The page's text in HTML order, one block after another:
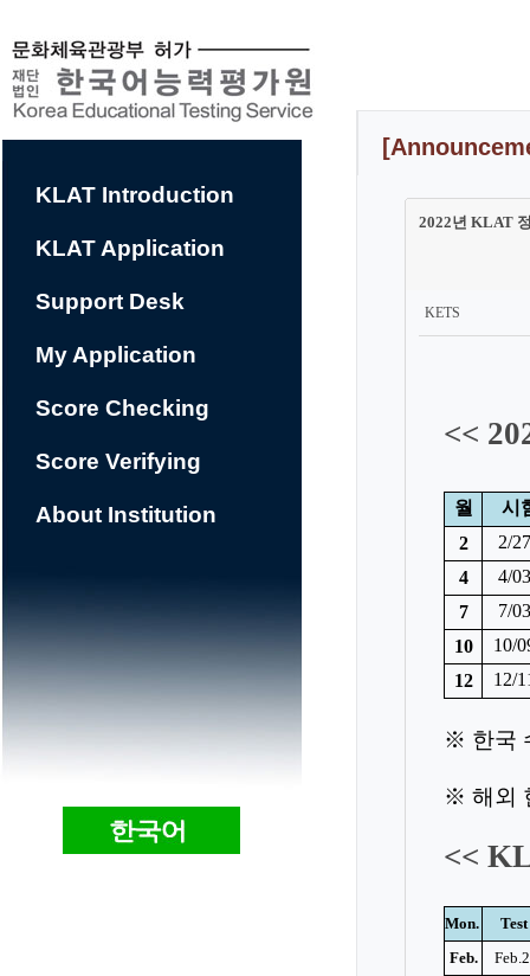
츠
바
로
기
KLAT Introduction
KLAT Application
Support Desk
My Application
Score Checking
Score Verifying
About Institution
2022년 KLAT
KETS